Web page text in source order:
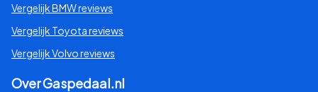
Vergelijk BMW reviews
Vergelijk Toyota reviews
Vergelijk Volvo reviews
Over Gaspedaal.nl